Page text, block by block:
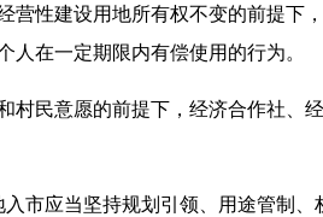
性建设用地所有权不变的前提下
人在一定期限内有偿使用的行为。
民意愿的前提下，经济合作社、
应当坚持规划引领、用途管制、